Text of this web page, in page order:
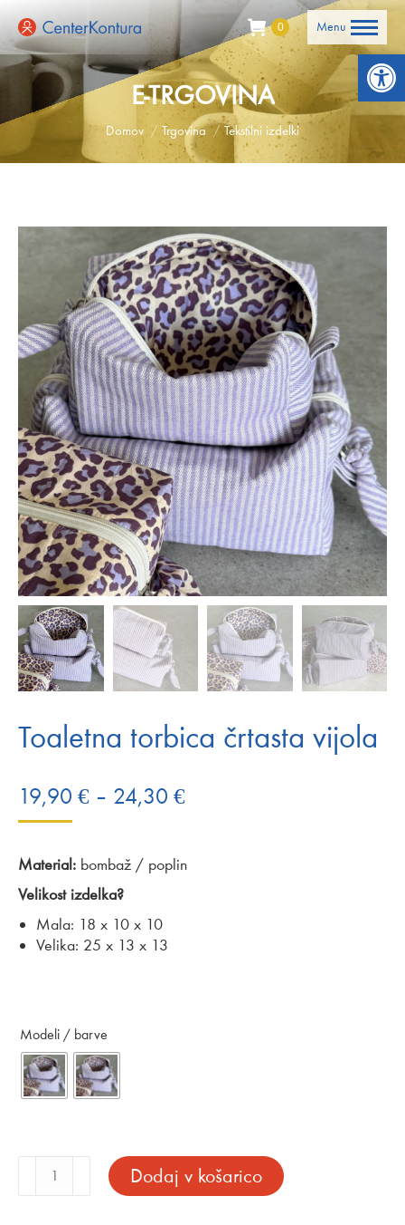
Menu
0
E-TRGOVINA
You are here:
Domov Trgovina Tekstilni izdelki
Toaletna torbica črtasta vijola
19,90 € – 24,30 €Cenovni
19,90 €
Material: bombaž / poplin
Velikost izdelka?
Mala: 18 x 10 x 10
Velika: 25 x 13 x 13
Modeli / barve
torbica
Dodaj v košarico